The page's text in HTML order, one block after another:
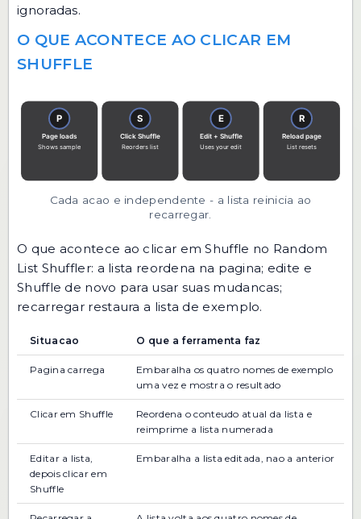
ignoradas.
O QUE ACONTECE AO CLICAR EM
SHUFFLE
Cada acao e independente - a lista reinicia ao
recarregar.
O que acontece ao clicar em Shuffle no Random
List Shuffler: a lista reordena na pagina; edite e
Shuffle de novo para usar suas mudancas;
recarregar restaura a lista de exemplo.
Situacao O que a ferramenta faz
Pagina carrega
Embaralha os quatro nomes de exemplo
uma vez e mostra o resultado
Clicar em Shuffle
Reordena o conteudo atual da lista e
reimprime a lista numerada
Editar a lista,
depois clicar em
Shuffle
Embaralha a lista editada, nao a anterior